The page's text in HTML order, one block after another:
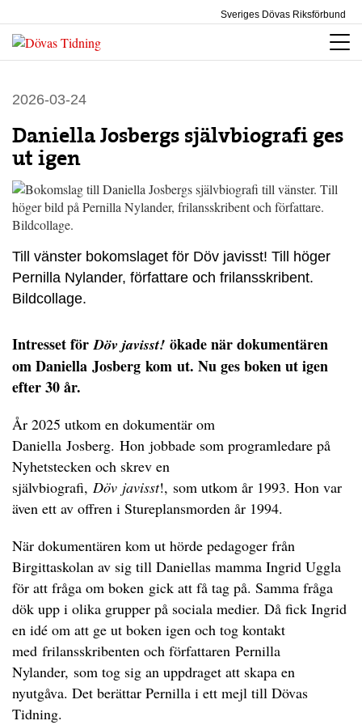
Sveriges Dövas Riksförbund
2026-03-24
Daniella Josbergs självbiografi ges
ut igen
Till vänster bokomslaget för Döv javisst! Till höger
Pernilla Nylander, författare och frilansskribent.
Bildcollage.
Intresset förDöv javisst! ökade när dokumentären
om Daniella Josberg kom ut. Nu ges boken ut igen
efter 30 år.
År 2025 utkom en dokumentär om
Daniella Josberg. Hon jobbade som programledare på
Nyhetstecken och skrev en
självbiografi, Döv javisst!, som utkom år 1993. Hon var
även ett av offren i Stureplansmorden år 1994.
När dokumentären kom ut hörde pedagoger från
Birgittaskolan av sig till Daniellas mamma Ingrid Uggla
för att fråga om boken gick att få tag på. Samma fråga
dök upp i olika grupper på sociala medier. Då fick Ingrid
en idé om att ge ut boken igen och tog kontakt
med frilansskribenten och författaren Pernilla
Nylander, som tog sig an uppdraget att skapa en
nyutgåva. Det berättar Pernilla i ett mejl till Dövas
Tidning.